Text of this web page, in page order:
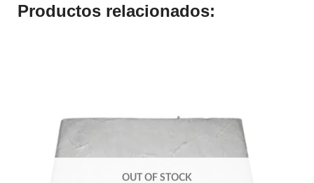
Productos relacionados:
OUT OF STOCK